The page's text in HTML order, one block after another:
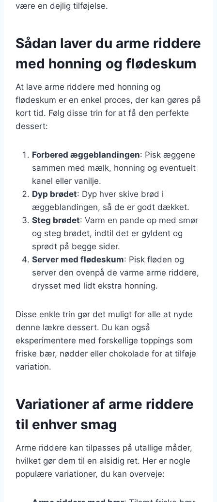
være en dejlig tilføjelse.
Sådan laver du arme riddere
med honning og flødeskum
At lave arme riddere med honning og
flødeskum er en enkel proces, der kan gøres på
kort tid. Følg disse trin for at få den perfekte
dessert:
Forbered æggeblandingen: Pisk æggene
sammen med mælk, honning og eventuelt
kanel eller vanilje.
Dyp brødet: Dyp hver skive brød i
æggeblandingen, så de er godt dækket.
Steg brødet: Varm en pande op med smør
og steg brødet, indtil det er gyldent og
sprødt på begge sider.
Server med flødeskum: Pisk fløden og
server den ovenpå de varme arme riddere,
drysset med lidt ekstra honning.
Disse enkle trin gør det muligt for alle at nyde
denne lækre dessert. Du kan også
eksperimentere med forskellige toppings som
friske bær, nødder eller chokolade for at tilføje
variation.
Variationer af arme riddere
til enhver smag
Arme riddere kan tilpasses på utallige måder,
hvilket gør dem til en alsidig ret. Her er nogle
populære variationer, du kan overveje: